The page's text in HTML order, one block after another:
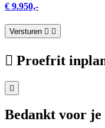
€ 9.950,-
Versturen
Proefrit
Bedankt voor je